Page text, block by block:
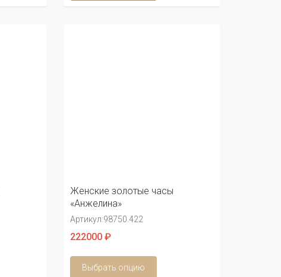
Женские золотые часы
«Анжелина»
Артикул:98750.422
222000 ₽
Выбрать опцию